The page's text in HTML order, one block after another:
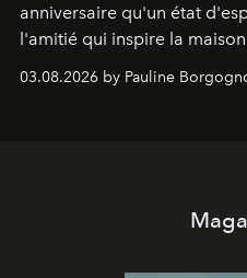
anniversaire qu'un état
l'amitié qui inspire la
03.08.2026 by Pauline